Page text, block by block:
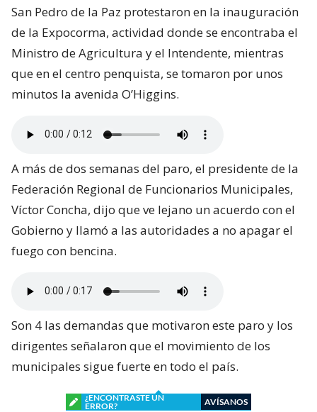
San Pedro de la Paz protestaron en la inauguración
de la Expocorma, actividad donde se encontraba el
Ministro de Agricultura y el Intendente, mientras
que en el centro penquista, se tomaron por unos
minutos la avenida O’Higgins.
A más de dos semanas del paro, el presidente de la
Federación Regional de Funcionarios Municipales,
Víctor Concha, dijo que ve lejano un acuerdo con el
Gobierno y llamó a las autoridades a no apagar el
fuego con bencina.
Son 4 las demandas que motivaron este paro y los
dirigentes señalaron que el movimiento de los
municipales sigue fuerte en todo el país.
¿ENCONTRASTE UN
ERROR?
AVÍSANOS